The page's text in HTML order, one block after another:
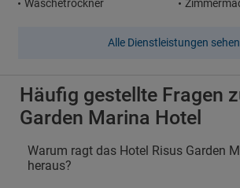
Wäschetrockner
Alle Dienstleistungen sehen
Häufig gestellte Fragen
Garden Marina Hotel
Warum ragt das Hotel Risus Garden
heraus?